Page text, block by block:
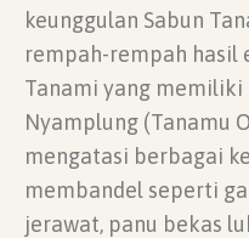
keunggulan Sabun
rempah-rempah hasil
Tanami yang memiliki
Nyamplung (Tanamu
mengatasi berbagai
membandel seperti
jerawat, panu bekas